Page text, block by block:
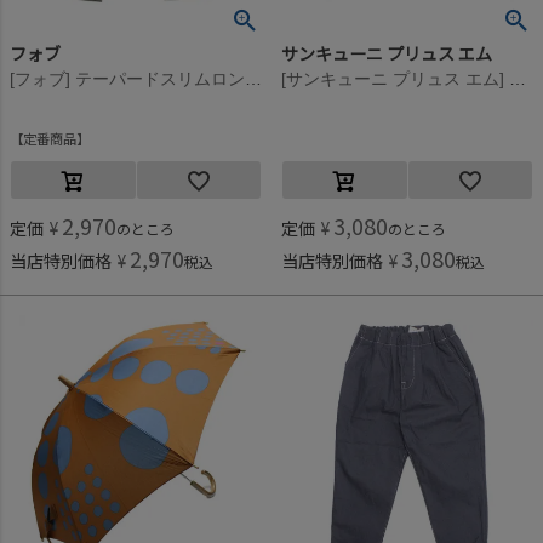
フォブ
[フォブ] テーパードスリムロングパンツ アッシュグレー(AG)
定番商品
定価 ¥ 2,970のところ
当店特別価格 ¥ 2,970税込
サンキューニ プリュス エム
[サンキューニ プリュス エム] maru kids アンブレラ（レッド） レッド
定価 ¥ 3,080のところ
当店特別価格 ¥ 3,080税込